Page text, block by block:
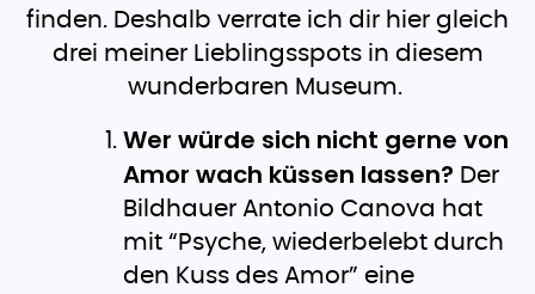
finden. Deshalb verrate ich dir hier gleich
drei meiner Lieblingsspots in diesem
wunderbaren Museum.
Wer würde sich nicht gerne von
Amor wach küssen lassen? Der
Bildhauer Antonio Canova hat
mit “Psyche, wiederbelebt durch
den Kuss des Amor” eine